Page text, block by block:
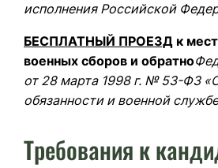
исполнения Российской
БЕСПЛАТНЫЙ ПРОЕЗД к
военных сборов и обратно
от 28 марта 1998 г. № 53-ФЗ
обязанности и военной
Требования к